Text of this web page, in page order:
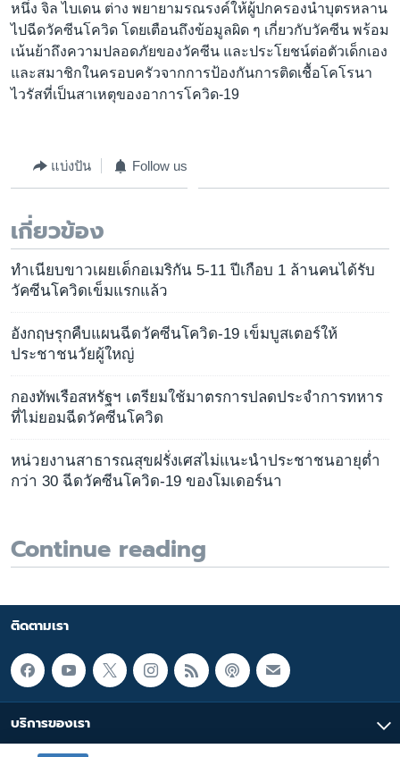
หนึ่ง จิล ไบเดน ต่าง พยายามรณรงค์ให้ผู้ปกครองนำบุตรหลาน
ไปฉีดวัคซีนโควิด โดยเตือนถึงข้อมูลผิด ๆ เกี่ยวกับวัคซีน พร้อม
เน้นย้าถึงความปลอดภัยของวัคซีน และประโยชน์ต่อตัวเด็กเอง
และสมาชิกในครอบครัวจากการป้องกันการติดเชื้อโคโรนา
ไวรัสที่เป็นสาเหตุของอาการโควิด-19
แบ่งปัน Follow us
เกี่ยวข้อง
ทำเนียบขาวเผยเด็กอเมริกัน 5-11 ปีเกือบ 1 ล้านคนได้รับ
วัคซีนโควิดเข็มแรกแล้ว
อังกฤษรุกคืบแผนฉีดวัคซีนโควิด-19 เข็มบูสเตอร์ให้
ประชาชนวัยผู้ใหญ่
กองทัพเรือสหรัฐฯ เตรียมใช้มาตรการปลดประจำการทหาร
ที่ไม่ยอมฉีดวัคซีนโควิด
หน่วยงานสาธารณสุขฝรั่งเศสไม่แนะนำประชาชนอายุต่ำ
กว่า 30 ฉีดวัคซีนโควิด-19 ของโมเดอร์นา
Continue reading
ติดตามเรา
บริการของเรา